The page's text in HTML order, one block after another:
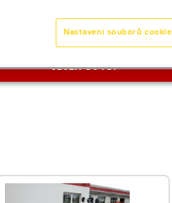
ULOŽIT DO PDF
Nastavení souborů cookie